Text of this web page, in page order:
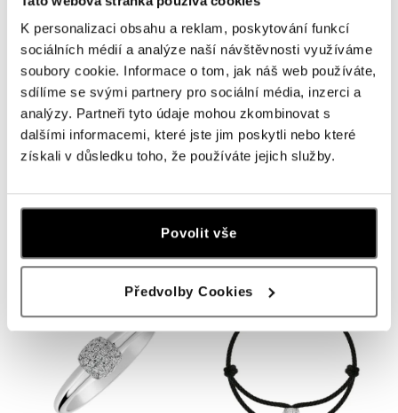
K personalizaci obsahu a reklam, poskytování funkcí
sociálních médií a analýze naší návštěvnosti využíváme
soubory cookie. Informace o tom, jak náš web používáte,
sdílíme se svými partnery pro sociální média, inzerci a
analýzy. Partneři tyto údaje mohou zkombinovat s
dalšími informacemi, které jste jim poskytli nebo které
získali v důsledku toho, že používáte jejich služby.
Povolit vše
Předvolby Cookies
Přívěs s diamanty Glittering
Cosmos
Náhrdelník s diamanty Globen